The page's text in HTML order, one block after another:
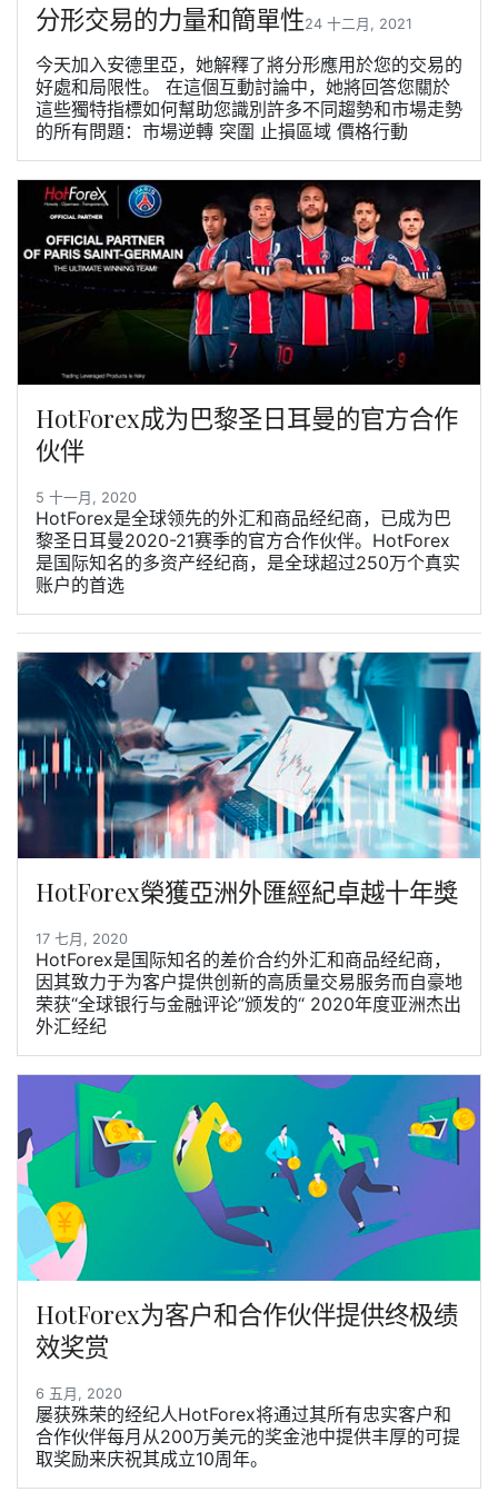
分形交易的力量和簡單性24 十二月, 2021
今天加入安德里亞，她解釋了將分形應用於您的交易的
好處和局限性。 在這個互動討論中，她將回答您關於
這些獨特指標如何幫助您識別許多不同趨勢和市場走勢
的所有問題：市場逆轉 突圍 止損區域 價格行動
HotForex成为巴黎圣日耳曼的官方合作
伙伴
5 十一月, 2020
HotForex是全球领先的外汇和商品经纪商，已成为巴
黎圣日耳曼2020-21赛季的官方合作伙伴。HotForex
是国际知名的多资产经纪商，是全球超过250万个真实
账户的首选
HotForex榮獲亞洲外匯經紀卓越十年獎
17 七月, 2020
HotForex是国际知名的差价合约外汇和商品经纪商，
因其致力于为客户提供创新的高质量交易服务而自豪地
荣获“全球银行与金融评论”颁发的“ 2020年度亚洲杰出
外汇经纪
HotForex为客户和合作伙伴提供终极绩
效奖赏
6 五月, 2020
屡获殊荣的经纪人HotForex将通过其所有忠实客户和
合作伙伴每月从200万美元的奖金池中提供丰厚的可提
取奖励来庆祝其成立10周年。